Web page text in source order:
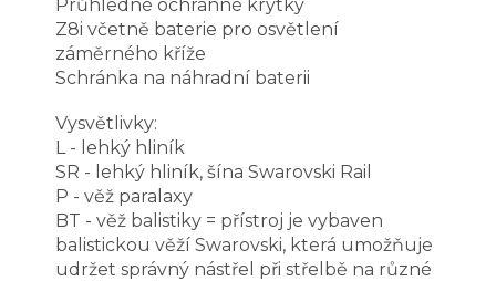
Průhledné ochranné krytky
Z8i včetně baterie pro osvětlení
záměrného kříže
Schránka na náhradní baterii
Vysvětlivky:
L - lehký hliník
SR - lehký hliník, šína Swarovski Rail
P - věž paralaxy
BT - věž balistiky = přístroj je vybaven
balistickou věží Swarovski, která umožňuje
udržet správný nástřel při střelbě na různé